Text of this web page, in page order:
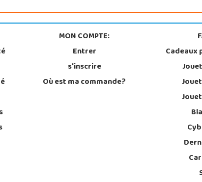
MON COMPTE:
Entrer
s'inscrire
Où est ma commande?
Cadeaux